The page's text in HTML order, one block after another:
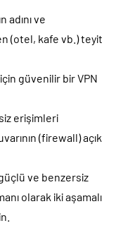
adını ve
(otel, kafe vb.) teyit
güvenilir bir VPN
erişimleri
(firewall) açık
ve benzersiz
olarak iki aşamalı